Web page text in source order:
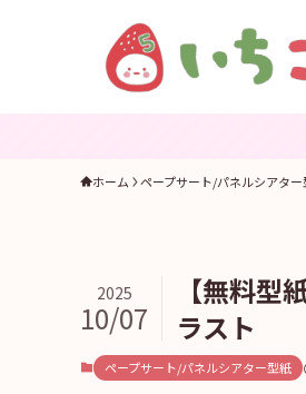
ホーム ペープサート/パネルシアター
【無料
ラスト
2025
10/07
ペープサート/パネルシアター型紙